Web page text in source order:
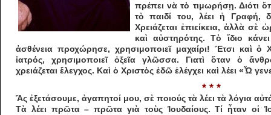
πρέπει νὰ τὸ τιμω­ρήσῃ. Διότι
τὸ παιδί του, λέει ἡ
Χρειάζεται ἐπιείκεια, ἀλλὰ σὲ
καὶ αὐστη­ρό­της. Τὸ ἴδιο
ἀσθένεια προχώρησε, χρησιμοποιεῖ μαχαίρι! Ἔτσι καὶ ὁ
ἰατρός, χρησιμοποιεῖ ὀξεῖα γλῶσσα. Για­τὶ ὅταν ὁ
χρειάζεται ἔλεγχος. Καὶ ὁ Χριστὸς ἐδῶ ἐλέγχει καὶ λέει «Ὦ
* * *
Ἂς ἐξετάσουμε, ἀγαπητοί μου, σὲ ποιούς τὰ λέει τὰ λόγια
Τὰ λέει πρῶτα – πρῶτα γιὰ τοὺς Ἰουδαίους. Τί ἦταν οἱ